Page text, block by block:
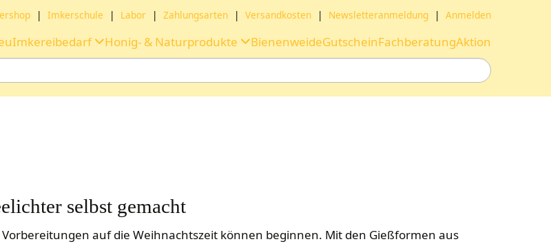
| Imkerschule | Labor | Zahlungsarten | Versandkosten | Newsletteranmeldung | Anmelden
Imkereibedarf Honig- & Naturprodukte BienenweideGutscheinFachberatungAktion
selbst gemacht
Vorbereitungen auf die Weihnachtszeit können beginnen. Mit den Gießformen aus